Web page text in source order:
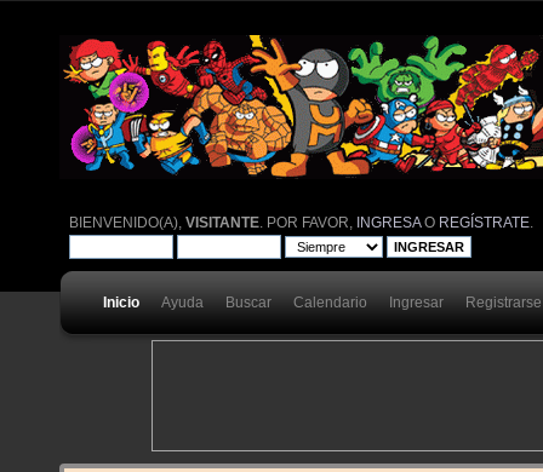
BIENVENIDO(A),VISITANTE . POR FAVOR, INGRESAO REGÍSTRATE
Inicio Ayuda Buscar Calendario Ingresar Registrarse